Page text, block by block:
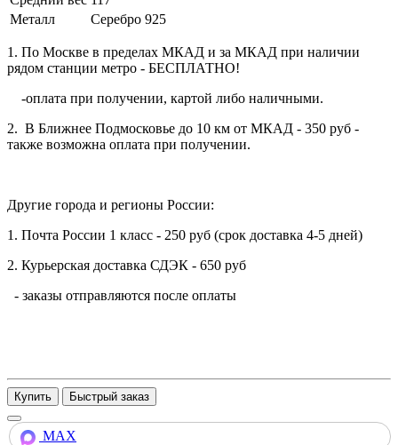
Металл
Серебро 925
1. По Москве в пределах МКАД и за МКАД при наличии
рядом станции метро - БЕСПЛАТНО!
-оплата при получении, картой либо наличными.
2. В Ближнее Подмосковье до 10 км от МКАД - 350 руб -
также возможна оплата при получении.
Другие города и регионы России:
1. Почта России 1 класс - 250 руб (срок доставка 4-5 дней)
2. Курьерская доставка СДЭК - 650 руб
- заказы отправляются после оплаты
Купить
MAX